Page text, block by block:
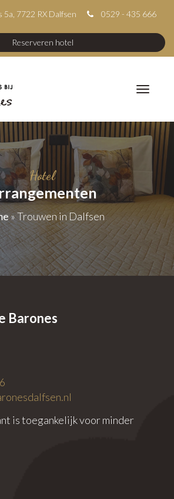
5a, 7722 RX Dalfsen 0529 - 435 666
Reserveren hotel
Hotel
»Trouwen in Dalfsen
Barones
is toegankelijk voor minder